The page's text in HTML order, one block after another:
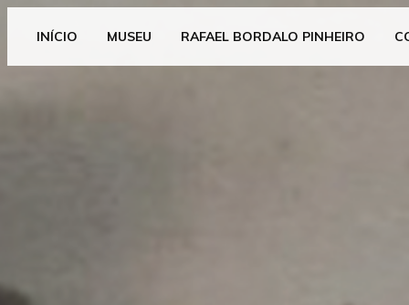
INÍCIO MUSEU RAFAEL BORDALO PINHEIRO